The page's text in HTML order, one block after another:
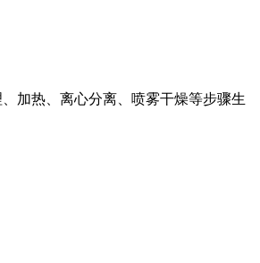
加热、离心分离、喷雾干燥等步骤生